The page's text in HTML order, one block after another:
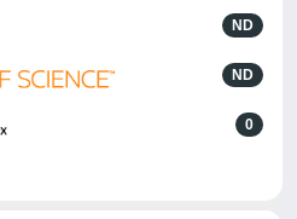
ND
ND
0